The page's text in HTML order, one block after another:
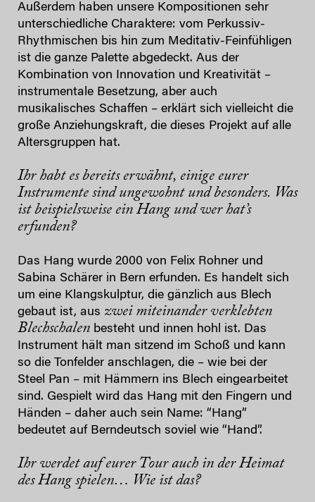
Außerdem haben unsere Kompositionen sehr
unterschiedliche Charaktere: vom Perkussiv-
Rhythmischen bis hin zum Meditativ-Feinfühligen
ist die ganze Palette abgedeckt. Aus der
Kombination von Innovation und Kreativität –
instrumentale Besetzung, aber auch
musikalisches Schaffen – erklärt sich vielleicht die
große Anziehungskraft, die dieses Projekt auf alle
Altersgruppen hat.
Ihr habt es bereits erwähnt, einige eurer
Instrumente sind ungewohnt und besonders. Was
ist beispielsweise ein Hang und wer hat’s
erfunden?
Das Hang wurde 2000 von Felix Rohner und
Sabina Schärer in Bern erfunden. Es handelt sich
um eine Klangskulptur, die gänzlich aus Blech
gebaut ist, aus zwei miteinander verklebten
Blechschalen besteht und innen hohl ist. Das
Instrument hält man sitzend im Schoß und kann
so die Tonfelder anschlagen, die – wie bei der
Steel Pan – mit Hämmern ins Blech eingearbeitet
sind. Gespielt wird das Hang mit den Fingern und
Händen – daher auch sein Name: “Hang”
bedeutet auf Berndeutsch soviel wie “Hand”.
Ihr werdet auf eurer Tour auch in der Heimat
des Hang spielen… Wie ist das?